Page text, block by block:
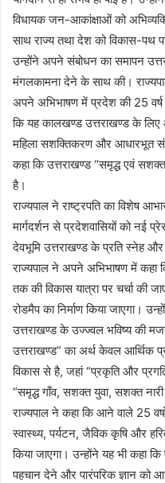
विधायक जन-आकांक्षाओं को
साथ राज्य तथा देश को विकास-
उन्होंने अपने संबोधन का समापन
मंगलकामना देने के साथ की।
अपने अभिभाषण में प्रदेश की 25 वर्ष
कि यह कालखण्ड उत्तराखण्ड के लिए
महिला सशक्तिकरण और आधारभूत
कहा कि उत्तराखण्ड “समृद्ध एवं
है।
राज्यपाल ने राष्ट्रपति का विशेष
मार्गदर्शन से प्रदेशवासियों को नई
देवभूमि उत्तराखण्ड के प्रति स्नेह
राज्यपाल ने अपने अभिभाषण में कहा
तक की विकास यात्रा पर चर्चा की
रोडमैप का निर्माण किया जाएगा।
उत्तराखण्ड के उज्ज्वल भविष्य की
उत्तराखण्ड” का अर्थ केवल आर्थिक
विकास से है, जहां “प्रकृति और
“समृद्ध गाँव, सशक्त युवा, सशक्त नारी
राज्यपाल ने कहा कि आने वाले 25
स्वास्थ्य, पर्यटन, जैविक कृषि और
किया जाएगा। उन्होंने यह भी कहा
पहचान देने और पारंपरिक ज्ञान